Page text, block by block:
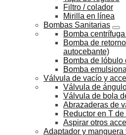
Filtro / colador
Mirilla en línea
Bombas Sanitarias
Bomba
Bomba de
autocebante)
Bomba de lóbulo
Bomba
Válvula de vacío y
Válvula de
Válvula de bola
Abrazaderas de
Reductor en T
Aspirar otros
Adaptador y manguera